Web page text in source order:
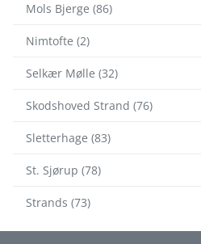
Mols Bjerge (86)
Nimtofte (2)
Selkær Mølle (32)
Skodshoved Strand (76)
Sletterhage (83)
St. Sjørup (78)
Strands (73)